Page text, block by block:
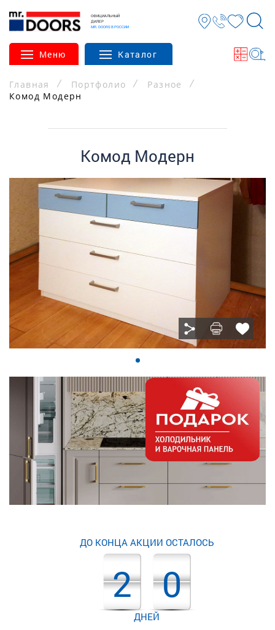
ОФИЦИАЛЬНЫЙ
ДИЛЕР
MR. DOORS В РОССИИ
Меню Каталог
Главная Портфолио
Разное
Комод Модерн
Комод Модерн
ДО КОНЦА АКЦИИ ОСТАЛОСЬ
2 0
ДНЕЙ